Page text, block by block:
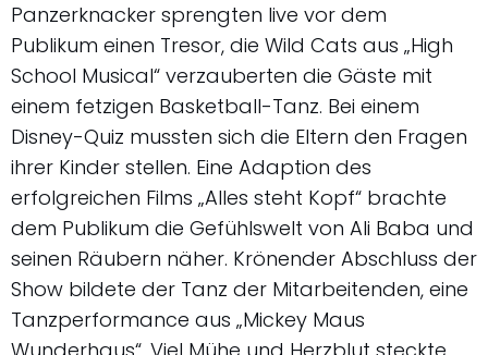
Panzerknacker sprengten live vor dem
Publikum einen Tresor, die Wild Cats aus „High
School Musical“ verzauberten die Gäste mit
einem fetzigen Basketball-Tanz. Bei einem
Disney-Quiz mussten sich die Eltern den Fragen
ihrer Kinder stellen. Eine Adaption des
erfolgreichen Films „Alles steht Kopf“ brachte
dem Publikum die Gefühlswelt von Ali Baba und
seinen Räubern näher. Krönender Abschluss der
Show bildete der Tanz der Mitarbeitenden, eine
Tanzperformance aus „Mickey Maus